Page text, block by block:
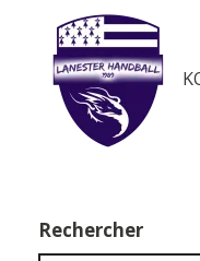
Rechercher